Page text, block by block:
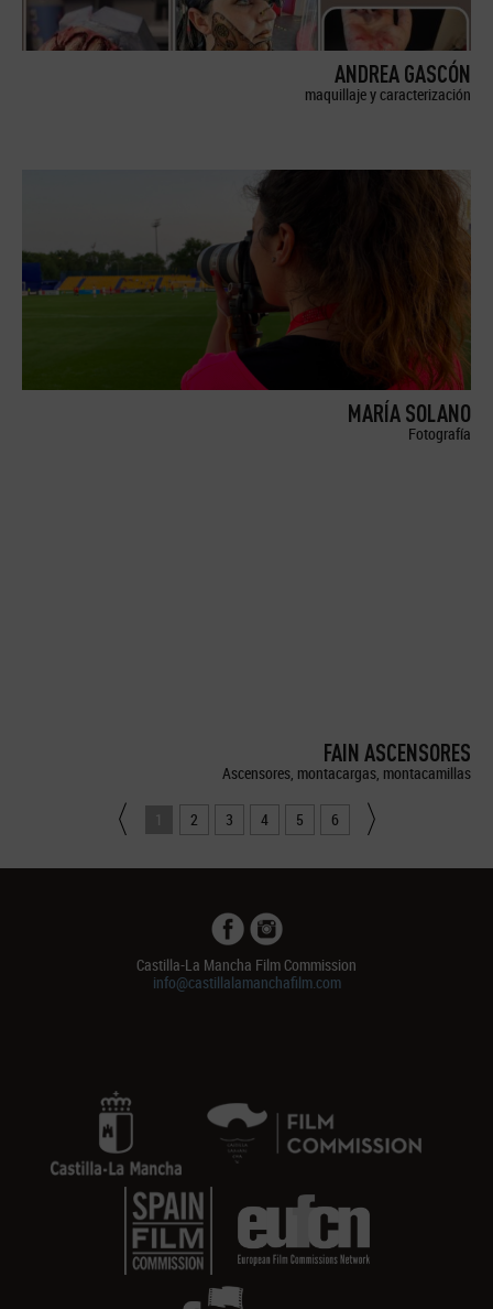
ANDREA GASCÓN
maquillaje y caracterización
MARÍA SOLANO
Fotografía
FAIN ASCENSORES
Ascensores, montacargas, montacamillas
1 2 3 4 5 6
Castilla-La Mancha Film Commission
info@castillalamanchafilm.com